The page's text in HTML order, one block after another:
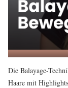
Die Balayage-
Haare mit